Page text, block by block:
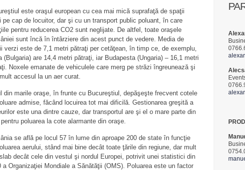
este oraşul european cu cea mai mică suprafaţă de spaţii
pe cap de locuitor, dar şi cu un transport public poluant, în care
pentru reducerea CO2 sunt neglijate. De altfel, toate oraşele
sunt încă în întârziere din acest punct de vedere. Media de
verzi este de 7,1 metri pătraţi per cetăţean, în timp ce, de exemplu,
(Bulgaria) are 14,4 metri pătraţi, iar Budapesta (Ungaria) – 16,1 metri
Noxele emanate de vehiculele care merg pe străzi îngreunează şi
accesul la un aer curat.
din marile oraşe, în frunte cu Bucureştiul, depăşeşte frecvent cotele
admise, făcând locuirea tot mai dificilă. Gestionarea greşită a
este una dintre cauze, dar transportul are şi el o mare parte din
poluarea la cote alarmante din oraşe.
se află pe locul 57 în lume din aproape 200 de state în funcţie
aerului, stând mai bine decât toate ţările din regiune, dar mult
decât cele din vestul şi nordul Europei, potrivit unei statistici din
a Organizaţiei Mondiale a Sănătăţii (OMS). Poluarea este un factor